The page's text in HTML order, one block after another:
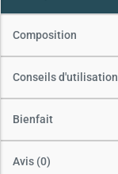
Bienfait
Conseils d'utilisation
Composition
Avis (0)